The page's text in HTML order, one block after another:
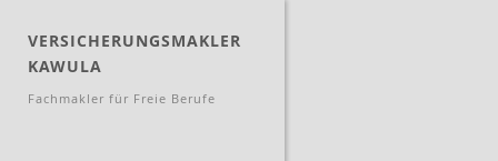
VERSICHERUNGSMAKLER
KAWULA
Fachmakler für Freie Berufe